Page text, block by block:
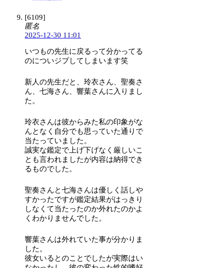
[6109]
匿名
2025-12-30 11:01
いつもの先生に戻るって分かってる
のについジプしてしまいます笑
新人の先生だと、玲衣さん、聖奏さ
ん、七海さん、響葉さんに入りまし
た。
玲衣さんは彼からみた私の印象がな
んとなく自分でも思っていた通りで
当たっていました。
誠実な鑑定で上げ下げなく厳しいこ
とも言われましたが内容は納得でき
るものでした。
聖奏さんと七海さんは優しく話しや
すかったですが鑑定結果がはっきり
しなくて当たったのか外れたのかよ
くわかりませんでした。
響葉さんは外れていた事が分かりま
した。
彼女いるとのことでしたが実際はい